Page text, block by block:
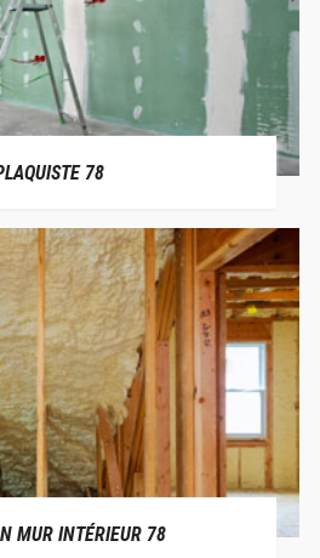
78
MUR INTÉRIEUR 78